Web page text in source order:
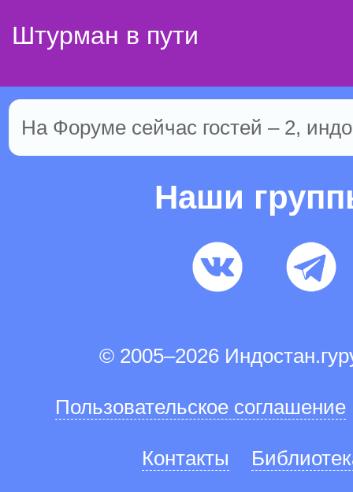
Штурман в пути
На Форуме сейчас гостей – 2,
Наши
© 2005–2026
Пользовательское соглашение
Контакты